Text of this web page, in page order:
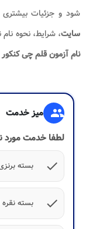
شود و جزئیات
سایت، شرایط، نحوه
نام آزمون قلم چی کنکور 1405
group میز خدمت
لطفا خدمت مورد
check
بسته برنزی (10 دقیقه ای) ثبت نام
check بسته نقره ای (20 دقیقه ای) ثبت